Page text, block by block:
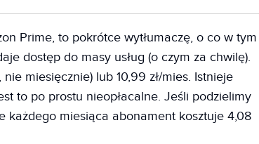
Prime, to pokrótce wytłumaczę, o co w tym
dostęp do masy usług (o czym za chwilę).
miesięcznie) lub 10,99 zł/mies. Istnieje
to po prostu nieopłacalne. Jeśli podzielimy
każdego miesiąca abonament kosztuje 4,08